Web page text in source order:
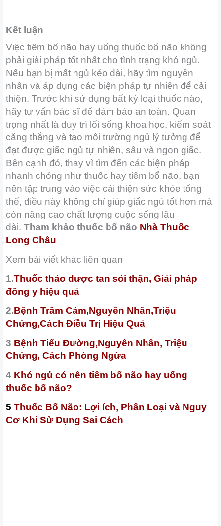
Kết luận
Việc tiêm bổ não hay uống thuốc bổ não không
phải giải pháp tốt nhất cho tình trạng khó ngủ.
Nếu bạn bị mất ngủ kéo dài, hãy tìm nguyên
nhân và áp dụng các biện pháp tự nhiên để cải
thiện. Trước khi sử dụng bất kỳ loại thuốc nào,
hãy tư vấn bác sĩ để đảm bảo an toàn. Quan
trọng nhất là duy trì lối sống khoa học, kiểm soát
căng thẳng và tạo môi trường ngủ lý tưởng để
đạt được giấc ngủ tự nhiên, sâu và ngon giấc.
Bên cạnh đó, thay vì tìm đến các biện pháp
nhanh chóng như thuốc hay tiêm bổ não, bạn
nên tập trung vào việc cải thiện sức khỏe tổng
thể, điều này không chỉ giúp giấc ngủ tốt hơn mà
còn nâng cao chất lượng cuộc sống lâu
dài.Tham khảo thuốc bổ não Nhà Thuốc
Long Châu
Xem bài viết khác liên quan
1.Thuốc thảo dược tan sỏi thận, Giải pháp
đông y hiệu quả
2.Bệnh Trầm Cảm,Nguyên Nhân,Triệu
Chứng,Cách Điều Trị Hiệu Quả
3 Bệnh Tiểu Đường,Nguyên Nhân, Triệu
Chứng, Cách Phòng Ngừa
4 Khó ngủ có nên tiêm bổ não hay uống
thuốc bổ não?
5 Thuốc Bổ Não: Lợi ích, Phân Loại và Nguy
Cơ Khi Sử Dụng Sai Cách